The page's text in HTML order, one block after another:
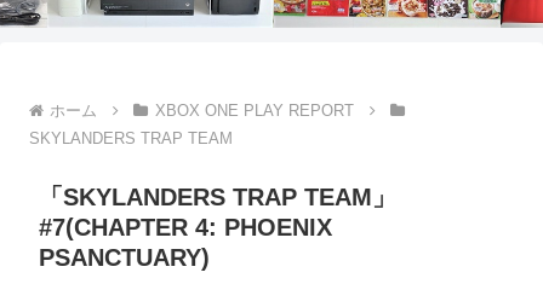
ホーム
XBOX ONE PLAY REPORT
SKYLANDERS TRAP TEAM
「SKYLANDERS TRAP TEAM」
#7(CHAPTER 4: PHOENIX
PSANCTUARY)